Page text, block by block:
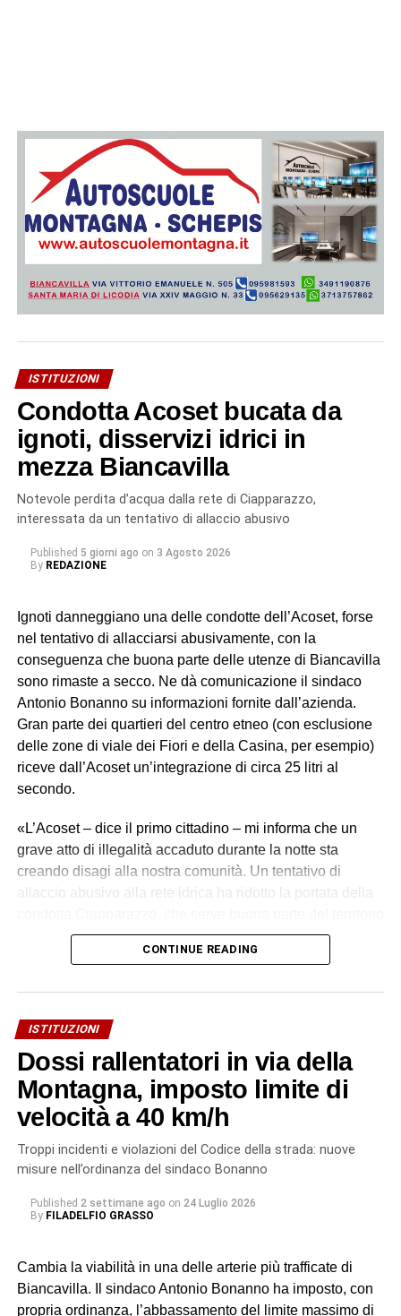
ISTITUZIONI
Condotta Acoset bucata da
ignoti, disservizi idrici in
mezza Biancavilla
Notevole perdita d’acqua dalla rete di Ciapparazzo,
interessata da un tentativo di allaccio abusivo
Published 5 giorni ago on 3 Agosto 2026
By REDAZIONE
Ignoti danneggiano una delle condotte dell’Acoset, forse
nel tentativo di allacciarsi abusivamente, con la
conseguenza che buona parte delle utenze di Biancavilla
sono rimaste a secco. Ne dà comunicazione il sindaco
Antonio Bonanno su informazioni fornite dall’azienda.
Gran parte dei quartieri del centro etneo (con esclusione
delle zone di viale dei Fiori e della Casina, per esempio)
riceve dall’Acoset un’integrazione di circa 25 litri al
secondo.
«L’Acoset – dice il primo cittadino – mi informa che un
grave atto di illegalità accaduto durante la notte sta
creando disagi alla nostra comunità. Un tentativo di
allaccio abusivo alla rete idrica ha ridotto la portata della
di Biancavilla».
stimata in oltre 30 litri al secondo. «Un primo intervento
con collare di riparazione non è stato sufficiente – si legge
in una nota dell’azienda – a contenere la perdita. I nostri
tecnici hanno quindi valutato che l’unica soluzione
realmente risolutiva è la sostituzione integrale del tratto
danneggiato: un intervento più impegnativo, ma
necessario per garantire un ripristino sicuro e duraturo
dell’infrastruttura, evitando il rischio di nuovi cedimenti a
breve termine». Il tempo previsto per la riparazione è
CONTINUE READING
ISTITUZIONI
Dossi rallentatori in via della
Montagna, imposto limite di
velocità a 40 km/h
Troppi incidenti e violazioni del Codice della strada: nuove
misure nell’ordinanza del sindaco Bonanno
Published 2 settimane ago on 24 Luglio 2026
By FILADELFIO GRASSO
Cambia la viabilità in una delle arterie più trafficate di
Biancavilla. Il sindaco Antonio Bonanno ha imposto, con
propria ordinanza, l’abbassamento del limite massimo di